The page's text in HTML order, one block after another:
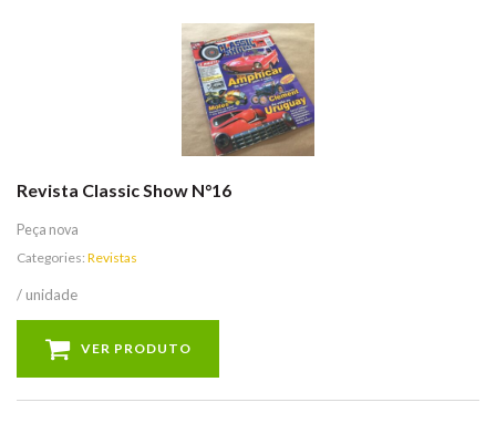
Revista Classic Show N°16
Peça nova
Categories: Revistas
/ unidade
VER PRODUTO